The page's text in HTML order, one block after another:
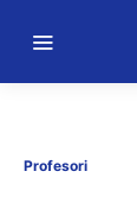
Profesori